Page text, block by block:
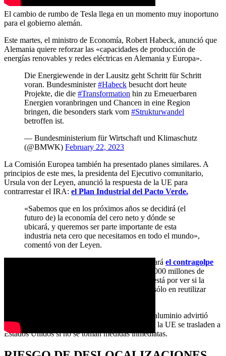
El cambio de rumbo de Tesla llega en un momento muy inoportuno
para el gobierno alemán.
Este martes, el ministro de Economía, Robert Habeck, anunció que
Alemania quiere reforzar las «capacidades de producción de
energías renovables y redes eléctricas en Alemania y Europa».
Die Energiewende in der Lausitz geht Schritt für Schritt
voran. Bundesminister#Habeck besucht dort heute
Projekte, die die #Transformation hin zu Erneuerbaren
Energien voranbringen und Chancen in eine Region
bringen, die besonders stark vom #Strukturwandel
betroffen ist.
— Bundesministerium für Wirtschaft und Klimaschutz
(@BMWK) February 22, 2023
La Comisión Europea también ha presentado planes similares. A
principios de este mes, la presidenta del Ejecutivo comunitario,
Ursula von der Leyen, anunció la respuesta de la UE para
contrarrestar el IRA: el Plan Industrial del Pacto Verde.
«Sabemos que en los próximos años se decidirá (el
futuro de) la economía del cero neto y dónde se
ubicará, y queremos ser parte importante de esta
industria neta cero que necesitamos en todo el mundo»,
comentó von der Leyen.
Sin embargo, aún no está claro cómo se financiará el contragolpe
. Aunque el IRA incluye cerca de 500.000 millones de
dólares para apoyar a la “industria verde”, aún está por ver si la
respuesta europea consistirá en dinero fresco o sólo en reutilizar
Una fuente de alto nivel del sector europeo del aluminio advirtió
recientemente del riesgo de que las empresas de la UE se trasladen a
Estados Unidos si no se toman medidas inmediatas.